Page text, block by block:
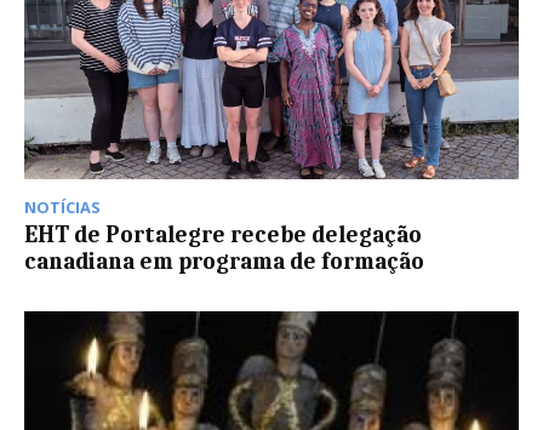
NOTÍCIAS
EHT de Portalegre recebe delegação
canadiana em programa de formação